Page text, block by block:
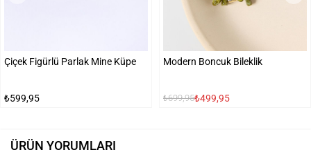
Çiçek Figürlü Parlak Mine Küpe
₺599,95
Modern Boncuk Bileklik
₺699,95₺499,95
ÜRÜN YORUMLARI